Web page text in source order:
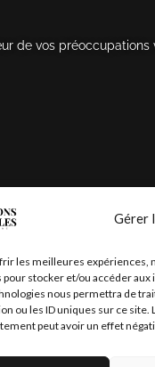
Gérer
les meilleures expériences,
pour stocker et/ou accéder
nous permettra de
ou les ID uniques sur ce
peut avoir un effet
de vos préoccupations